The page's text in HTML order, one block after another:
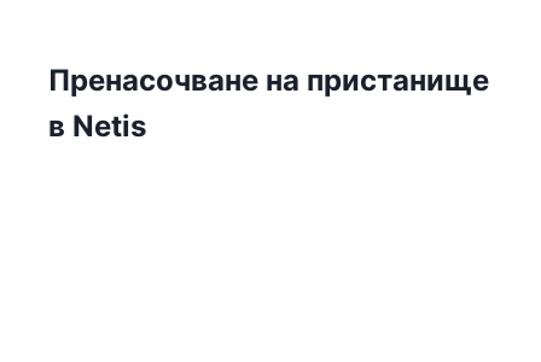
Пренасочване на пристанище
в Netis